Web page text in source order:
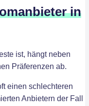
in
ist, hängt neben
Präferenzen ab.
einen schlechteren
Anbietern der Fall